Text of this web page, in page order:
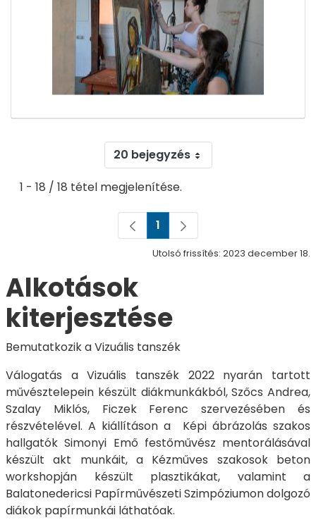
20 bejegyzés
1 - 18 / 18 tétel megjelenítése.
Oldal
1
Utolsó frissítés: 2023 december 18.
Alkotások
kiterjesztése
Bemutatkozik a Vizuális tanszék
Válogatás a Vizuális tanszék 2022 nyarán tartott
művésztelepein készült diákmunkákból, Szőcs Andrea,
Szalay Miklós, Ficzek Ferenc szervezésében és
részvételével. A kiállításon a Képi ábrázolás szakos
hallgatók Simonyi Emő festőművész mentorálásával
készült akt munkáit, a Kézműves szakosok beton
workshopján készült plasztikákat, valamint a
Balatonedericsi Papírművészeti Szimpóziumon dolgozó
diákok papírmunkái láthatóak.